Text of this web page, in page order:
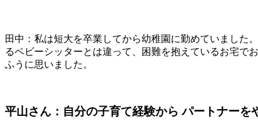
田中：私は短大を卒業してから幼稚園に勤めていました
るベビーシッターとは違って、困難を抱えているお宅で
ふうに思いました。
平山さん：自分の子育て経験から パートナーを